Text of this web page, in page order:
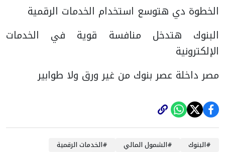
الخطوة دي هتوسع استخدام الخدمات الرقمية
البنوك هتدخل منافسة قوية في الخدمات
الإلكترونية
مصر داخلة عصر بنوك من غير ورق ولا طوابير
#البنوك #الشمول المالي #الخدمات الرقمية